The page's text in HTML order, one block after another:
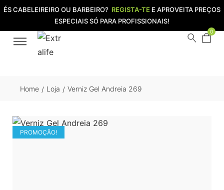
ÉS CABELEIREIRO OU BARBEIRO? REGISTA-TE E APROVEITA PREÇOS
ESPECIAIS SÓ PARA PROFISSIONAIS!
0
Home / Loja / Verniz Gel Andreia 269
PROMOÇÃO!